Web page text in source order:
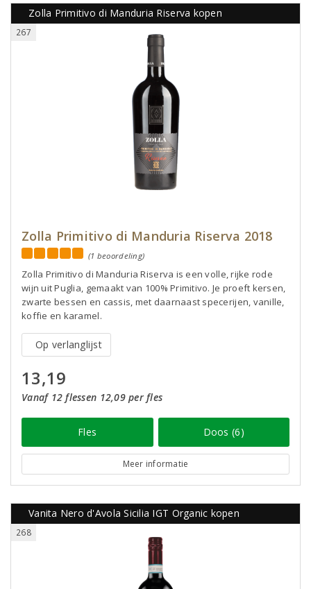
Zolla Primitivo di Manduria Riserva kopen
267
Zolla Primitivo di Manduria Riserva 2018
(1 beoordeling)
Zolla Primitivo di Manduria Riserva is een volle, rijke rode
wijn uit Puglia, gemaakt van 100% Primitivo. Je proeft kersen,
zwarte bessen en cassis, met daarnaast specerijen, vanille,
koffie en karamel.
Op verlanglijst
13,19
Vanaf 12 flessen 12,09 per fles
Fles Doos (6)
Meer informatie
Vanita Nero d'Avola Sicilia IGT Organic kopen
268